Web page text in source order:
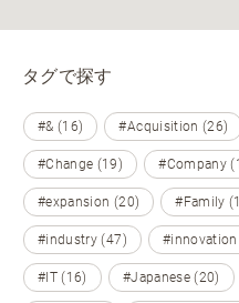
タグで探す
#& (16) #Acquisition (26)
#Change (19) #Company
#expansion (20) #Family
#industry (47) #innovation
#IT (16) #Japanese (20)